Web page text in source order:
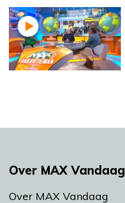
Over MAX Vandaag
Over MAX Vandaag